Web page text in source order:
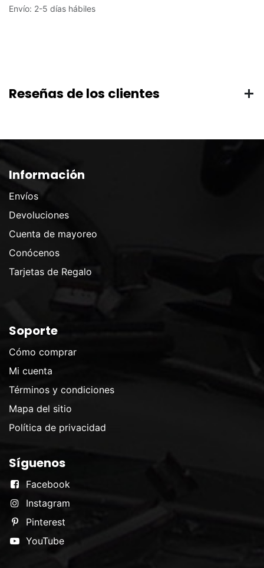
Envío: 2-5 días hábiles
Reseñas de los clientes
Información
Envíos
Devoluciones
Cuenta de mayoreo
Conócenos
Tarjetas de Regalo
Soporte
Cómo comprar
Mi cuenta
Términos y condiciones
Mapa del sitio
Política de privacidad
Síguenos
Facebook
Instagram
Pinterest
YouTube